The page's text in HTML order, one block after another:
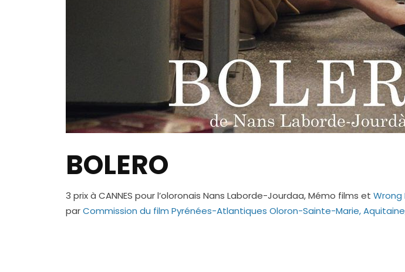
BOLERO
3 prix à CANNES pour l’oloronais Nans Laborde-Jourdaa, Mémo films et Wrong
parCommission du film Pyrénées-Atlantiques Oloron-Sainte-Marie,